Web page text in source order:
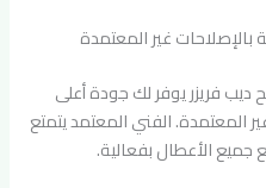
بالإصلاحات غير المعتمدة
ديب فريزر يوفر لك جودة أعلى
المعتمدة. الفني المعتمد يتمتع
جميع الأعطال بفعالية.